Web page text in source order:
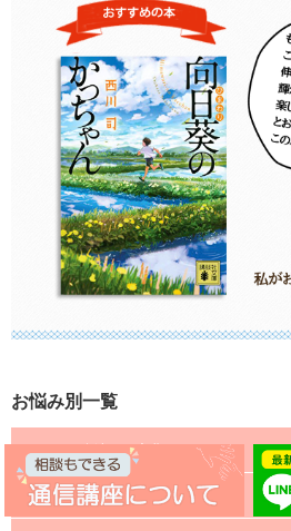
お悩み別一覧
いじめ・友達との喧嘩
お手伝い